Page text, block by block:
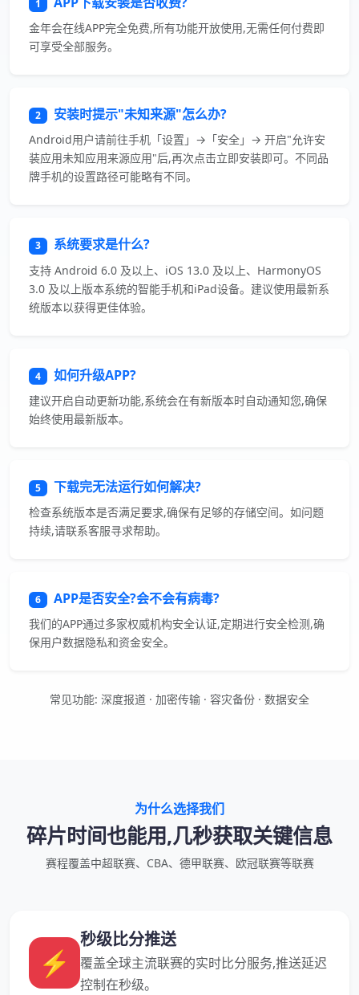
1
金年会在线APP完全免费,所有功能开放使用,无需任何付费即
可享受全部服务。
2 安装时提示"未知来源"怎么办?
Android用户请前往手机「设置」→「安全」→ 开启"允许安
装应用未知应用来源应用"后,再次点击立即安装即可。不同品
牌手机的设置路径可能略有不同。
3 系统要求是什么?
支持 Android 6.0 及以上、iOS 13.0 及以上、HarmonyOS
3.0 及以上版本系统的智能手机和iPad设备。建议使用最新系
统版本以获得更佳体验。
4 如何升级APP?
建议开启自动更新功能,系统会在有新版本时自动通知您,确保
始终使用最新版本。
5 下载完无法运行如何解决?
检查系统版本是否满足要求,确保有足够的存储空间。如问题
持续,请联系客服寻求帮助。
6 APP是否安全?会不会有病毒?
我们的APP通过多家权威机构安全认证,定期进行安全检测,确
保用户数据隐私和资金安全。
常见功能: 深度报道 · 加密传输 · 容灾备份 · 数据安全
为什么选择我们
碎片时间也能用,几秒获取关键信息
赛程覆盖中超联赛、CBA、德甲联赛、欧冠联赛等联赛
⚡
秒级比分推送
覆盖全球主流联赛的实时比分服务,推送延迟
控制在秒级。